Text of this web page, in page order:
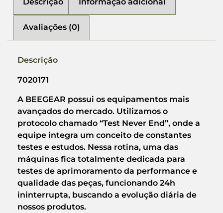
Avaliações (0)
Descrição
7020171
A BEEGEAR possui os equipamentos mais
avançados do mercado. Utilizamos o
protocolo chamado “Test Never End”, onde a
equipe integra um conceito de constantes
testes e estudos. Nessa rotina, uma das
máquinas fica totalmente dedicada para
testes de aprimoramento da performance e
qualidade das peças, funcionando 24h
ininterrupta, buscando a evolução diária de
nossos produtos.